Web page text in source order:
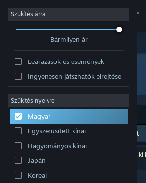
Bejelentkezés
Névjegy
Támogatás
Nyelvváltás
A Steam mobilalkalmazás beszerzése
Szűkítés árra
Bármilyen ár
Leárazások és események
Ingyenesen játszhatók elrejtése
Szűkítés nyelvre
Magyar
Egyszerűsített kínai
Hagyományos kínai
Japán
Koreai
Fejlesztő: Lisa Schertler
Rendezés Relevancia
0 eredmény felel meg a keresésednek. 1 termék ki
beállításaid alapján.